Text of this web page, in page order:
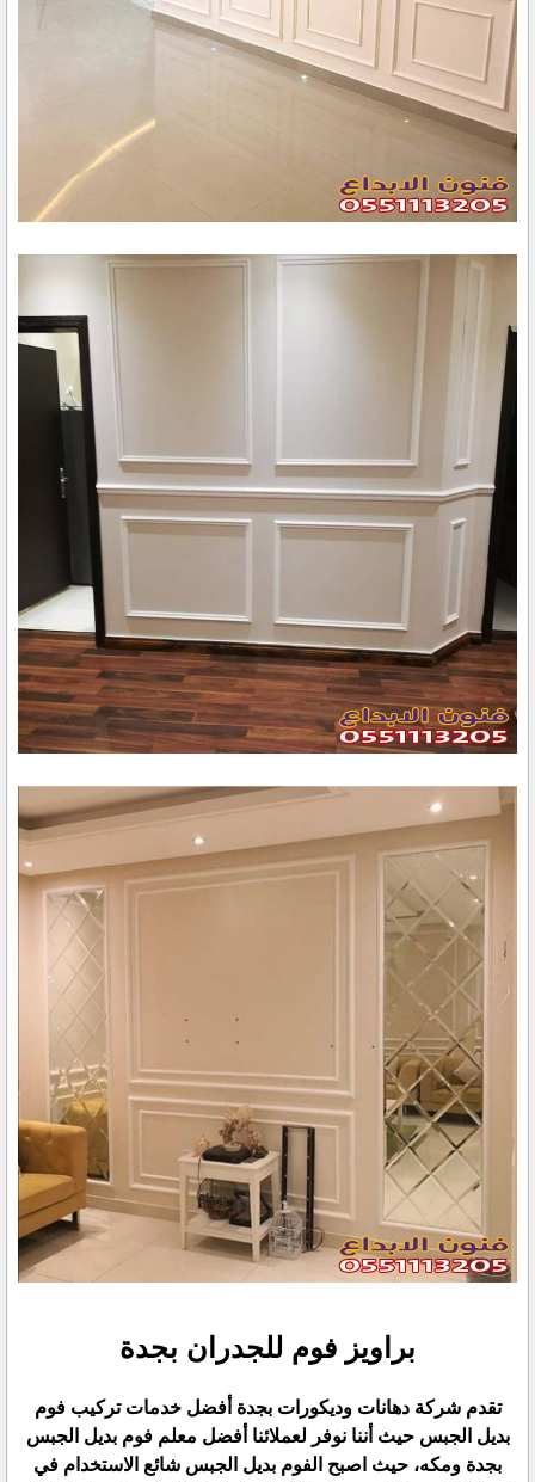
براويز فوم للجدران بجدة
تقدم شركة دهانات وديكورات بجدة أفضل خدمات تركيب فوم
بديل الجبس حيث أننا نوفر لعملائنا أفضل معلم فوم بديل الجبس
بجدة ومكه، حيث اصبح الفوم بديل الجبس شائع الاستخدام في